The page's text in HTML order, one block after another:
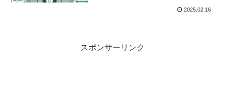
2025.02.16
スポンサーリンク